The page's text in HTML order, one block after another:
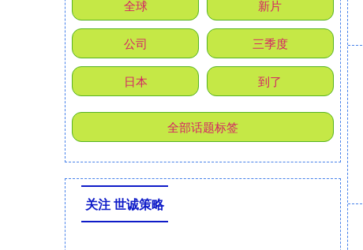
全球 新片
公司 三季度
日本 到了
全部话题标签
关注 世诚策略